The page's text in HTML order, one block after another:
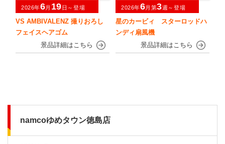
VS AMBIVALENZ 撮りおろし
フェイスヘアゴム
2026年6月 19日～登場
星のカービィ スターロッドハ
ンディ扇風機
2026年6月第3週～登場
namcoゆめタウン徳島店